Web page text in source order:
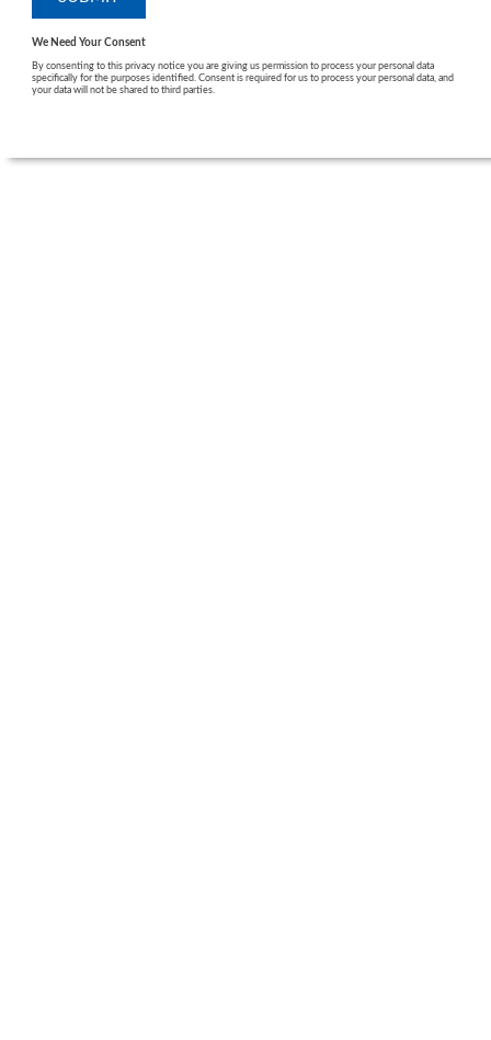
We Need Your Consent
By consenting to this privacy notice you are giving us permission to process your personal data
specifically for the purposes identified. Consent is required for us to process your personal data, and
your data will not be shared to third parties.